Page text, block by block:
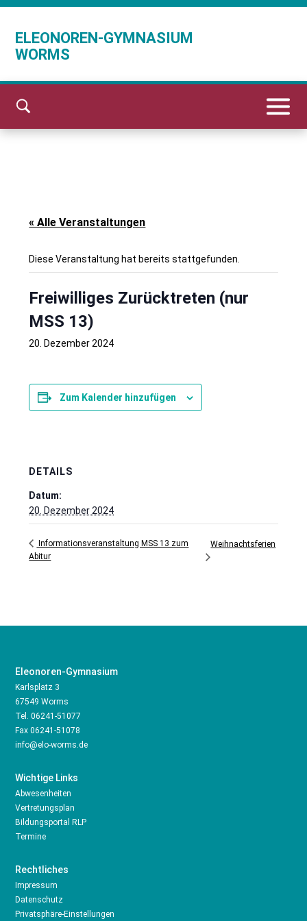
ELEONOREN-GYMNASIUM
WORMS
« Alle Veranstaltungen
Diese Veranstaltung hat bereits stattgefunden.
Freiwilliges Zurücktreten (nur
MSS 13)
20. Dezember 2024
Zum Kalender hinzufügen
DETAILS
Datum:
20. Dezember 2024
Informationsveranstaltung MSS 13 zum
Abitur
Weihnachtsferien
Eleonoren-Gymnasium
Karlsplatz 3
67549 Worms
Tel.06241-51077
Fax 06241-51078
info@elo-worms.de
Wichtige Links
Abwesenheiten
Vertretungsplan
Bildungsportal RLP
Termine
Rechtliches
Impressum
Datenschutz
Privatsphäre-Einstellungen